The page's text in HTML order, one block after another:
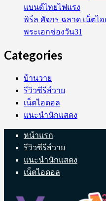
แบนด์ไทยไฟแรง
พิร์ล ศัจกร ฉลาด เน็ตไ
พระเอกช่องวัน31
Categories
บ้านวาย
รีวิวซีรีส์วาย
เน็ตไอดอล
แนะนำนักแสดง
หน้าแรก
รีวิวซีรีส์วาย
แนะนำนักแสดง
เน็ตไอดอล